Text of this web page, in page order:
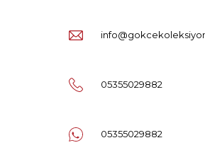
05355029882
05355029882